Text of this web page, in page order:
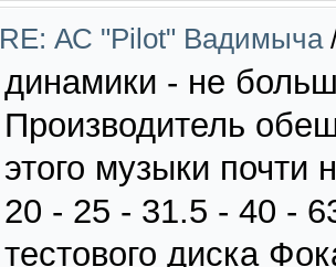
RE: АС "Pilot" Вадимыча
динамики - не
Производитель
этого музыки почти
20 - 25 - 31.5 - 40 -
тестового диска